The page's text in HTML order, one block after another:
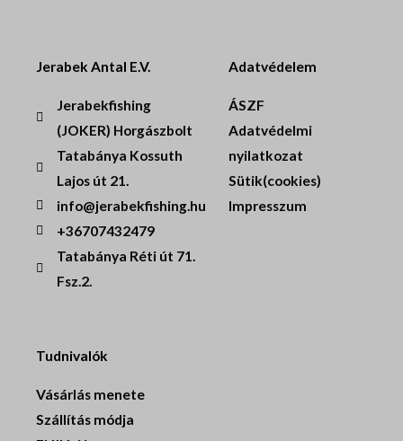
Jerabek Antal E.V.
Jerabekfishing
(JOKER) Horgászbolt
Tatabánya Kossuth
Lajos út 21.
info@jerabekfishing.hu
+36707432479
Tatabánya Réti út 71.
Fsz.2.
Adatvédelem
ÁSZF
Adatvédelmi
nyilatkozat
Sütik(cookies)
Impresszum
Tudnivalók
Vásárlás menete
Szállítás módja